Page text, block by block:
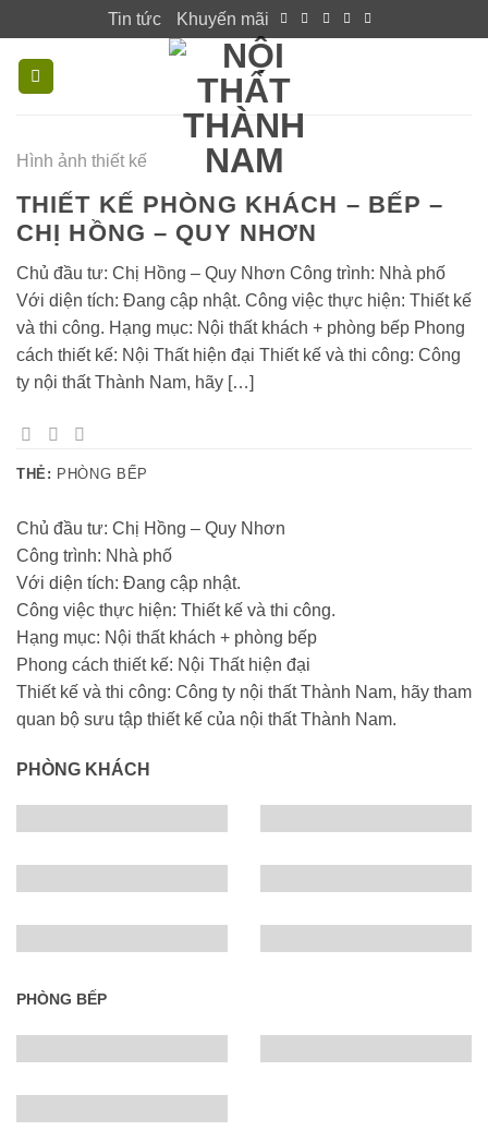
to
content
Tin tức Khuyến mãi
Hình ảnh thiết kế
THIẾT KẾ PHÒNG KHÁCH – BẾP –
CHỊ HỒNG – QUY NHƠN
Chủ đầu tư: Chị Hồng – Quy Nhơn Công trình: Nhà phố
Với diện tích: Đang cập nhật. Công việc thực hiện: Thiết kế
và thi công. Hạng mục: Nội thất khách + phòng bếp Phong
cách thiết kế: Nội Thất hiện đại Thiết kế và thi công: Công
ty nội thất Thành Nam, hãy […]
THẺ: PHÒNG BẾP
Chủ đầu tư: Chị Hồng – Quy Nhơn
Công trình: Nhà phố
Với diện tích: Đang cập nhật.
Công việc thực hiện: Thiết kế và thi công.
Hạng mục: Nội thất khách + phòng bếp
Phong cách thiết kế: Nội Thất hiện đại
Thiết kế và thi công: Công ty nội thất Thành Nam, hãy tham
quan bộ sưu tập thiết kế của nội thất Thành Nam.
PHÒNG KHÁCH
PHÒNG BẾP